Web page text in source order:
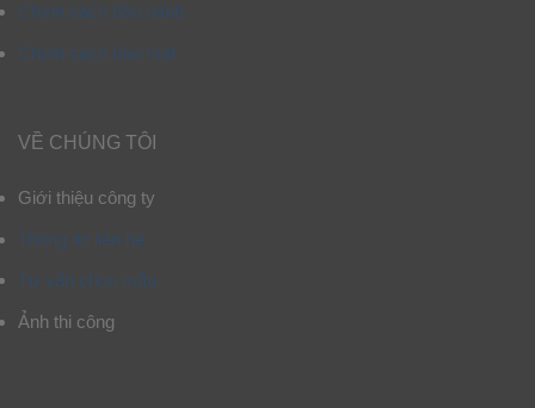
Chính sách bảo hành
Chính sách bảo mật
VỀ CHÚNG TÔI
Giới thiệu công ty
Thông tin liên hệ
Tư vấn chọn mẫu
Ảnh thi công